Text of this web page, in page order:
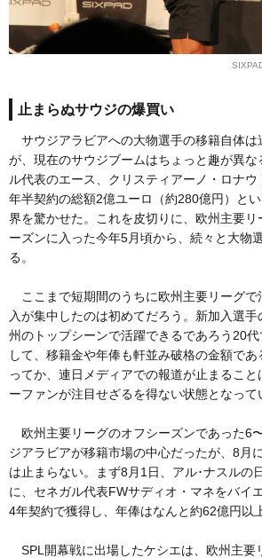
止まらぬサウジの爆買い
サウジアラビアへの大物選手の移籍自体は
が、現在のサウジブームはちょっと趣が異
ル代表のエース、クリスティアーノ・ロナ
年半契約の総額2億ユーロ（約280億円）と
界を驚かせた。これを皮切りに、欧州主要
ーズンに入った今年5月頃から、続々と大物
る。
ここまで短期間のうちに欧州主要リーグで
入が集中したのは初めてだろう。新加入選
州のトップシーンで活躍できるであろう20
して、移籍金や年俸も軒並み破格の金額で
ってか、連日メディアでの報道が止まること
ーファンが注目せざるを得ない状態となって
欧州主要リーグのオフシーズンであった6
ジアラビアが移籍市場の中心だったが、8月
は止まらない。まず8月1日、アル･ナスルの
に、セネガル代表FWサディオ・マネをバイ
4年契約で獲得し、年俸はなんと約62億円以
SPL開幕戦に出場したケシエは、欧州主要